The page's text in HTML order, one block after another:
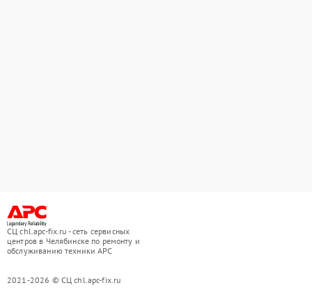
СЦ chl.apc-fix.ru - сеть сервисных
центров в Челябинске по ремонту и
обслуживанию техники APC
2021-2026 © СЦ chl.apc-fix.ru